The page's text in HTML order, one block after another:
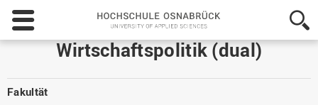
Hochschule
Osnabrück
-
University
Wirtschaftspolitik (dual)
Fakultät